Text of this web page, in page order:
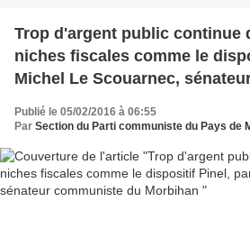
Trop d'argent public continue
niches fiscales comme le
Michel Le Scouarnec,
Morbihan
Publié le 05/02/2016 à 06:55
Par Section du Parti communiste du Pays de